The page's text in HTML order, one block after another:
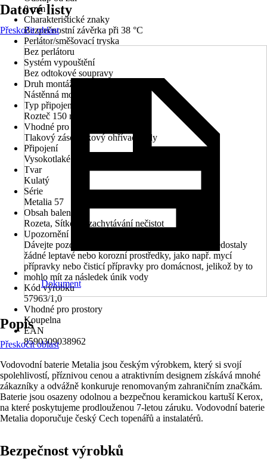
0 mm
Charakteristické znaky
Bezpečnostní závěrka při 38 °C
Perlátor/směšovací tryska
Bez perlátoru
Systém vypouštění
Bez odtokové soupravy
Druh montáže
Nástěnná montáž
Typ připojení
Rozteč 150 mm
Vhodné pro
Tlakový zásobníkový ohřívač vody
Připojení
Vysokotlaké - tlakové
Tvar
Kulatý
Série
Metalia 57
Obsah balení
Rozeta, Sítko na zachytávání nečistot
Upozornění
Dávejte pozor na to, aby se na připojovací hadice nedostaly
žádné leptavé nebo korozní prostředky, jako např. mycí
přípravky nebo čisticí přípravky pro domácnost, jelikož by to
mohlo mít za následek únik vody
Kód výrobku
57963/1,0
Vhodné pro prostory
Koupelna
EAN
8590309038962
Datové listy
Přeskočit oblast
Dokument
Popis
Přeskočit oblast
Vodovodní baterie Metalia jsou českým výrobkem, který si svojí
spolehlivostí, příznivou cenou a atraktivním designem získává mnohé
zákazníky a odvážně konkuruje renomovaným zahraničním značkám.
Baterie jsou osazeny odolnou a bezpečnou keramickou kartuší Kerox,
na které poskytujeme prodlouženou 7-letou záruku. Vodovodní baterie
Metalia doporučuje český Cech topenářů a instalatérů.
Bezpečnost výrobků